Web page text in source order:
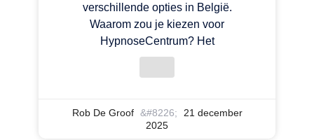
verschillende opties in België.
Waarom zou je kiezen voor
HypnoseCentrum? Het
Rob De Groof
21 december
2025